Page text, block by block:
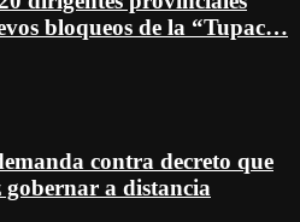
bloqueos de la “Tupac…
contra decreto que
gobernar a distancia